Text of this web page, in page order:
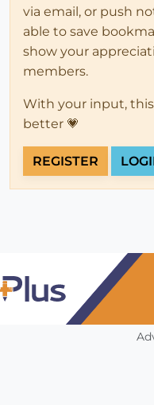
via email, or push
able to save
show your
members.
With your input,
better 💗
REGISTER